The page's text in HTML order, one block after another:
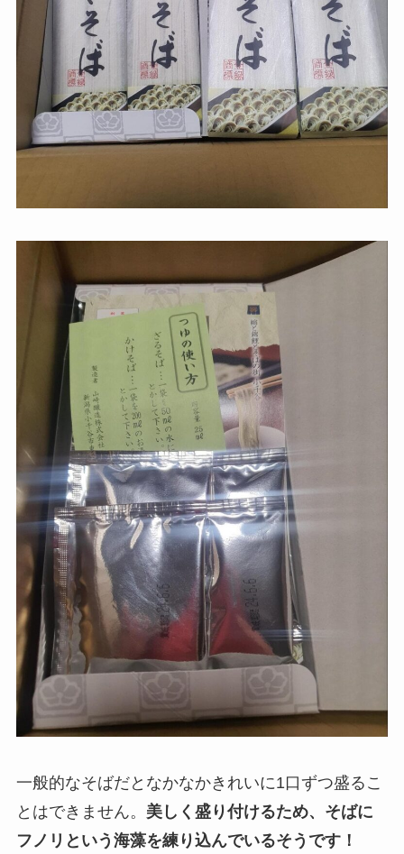
一般的なそばだとなかなかきれいに1口ずつ盛るこ
とはできません。 美しく盛り付けるため、そばに
フノリという海藻を練り込んでいるそうです！